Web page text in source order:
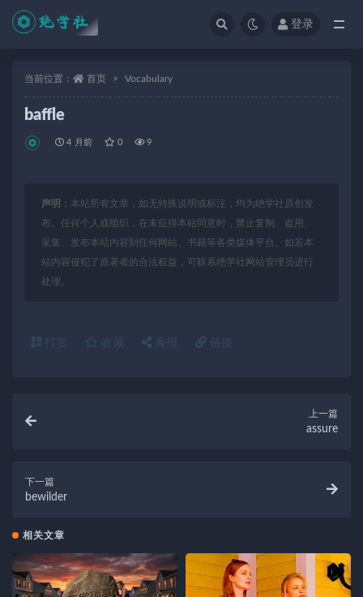
登录
当前位置： 首页 Vocabulary
baffle
4 月前 0 9
声明： 本站所有文章，如无特殊说明或标注，均为绝学社原创发
布。任何个人或组织，在未征得本站同意时，禁止复制、盗用、
采集、发布本站内容到任何网站、书籍等各类媒体平台。如若本
站内容侵犯了原著者的合法权益，可联系绝学社网站管理员进行
处理。
打赏 收藏 海报 链接
上一篇
assure
下一篇
bewilder
相关文章